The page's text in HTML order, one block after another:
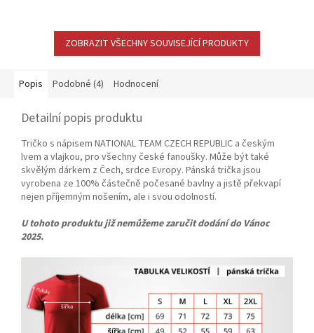
ZOBRAZIT VŠECHNY SOUVISEJÍCÍ PRODUKTY
Popis Podobné (4) Hodnocení
Detailní popis produktu
Tričko s nápisem NATIONAL TEAM CZECH REPUBLIC a českým
lvem a vlajkou, pro všechny české fanoušky. Může být také
skvělým dárkem z Čech, srdce Evropy. Pánská trička jsou
vyrobena ze 100% částečně počesané bavlny a jistě překvapí
nejen příjemným nošením, ale i svou odolností.
U tohoto produktu již nemůžeme zaručit dodání do Vánoc
2025.